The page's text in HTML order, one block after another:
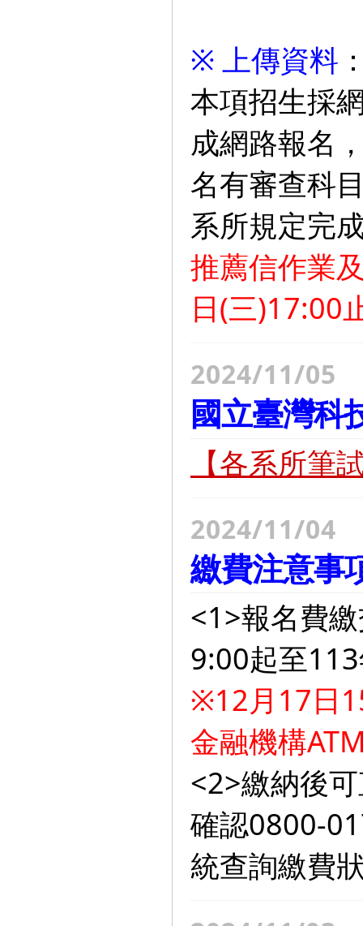
※ 上傳資料
本項招生採
成網路報名
名有審查科
系所規定完
推薦信作業
日(三)17:00
2024/11/05
國立臺灣科
【各系所筆
2024/11/04
繳費注意事
<1>報名費
9:00起至
※12月17日
金融機構
<2>繳納後
確認0800-
統查詢繳費